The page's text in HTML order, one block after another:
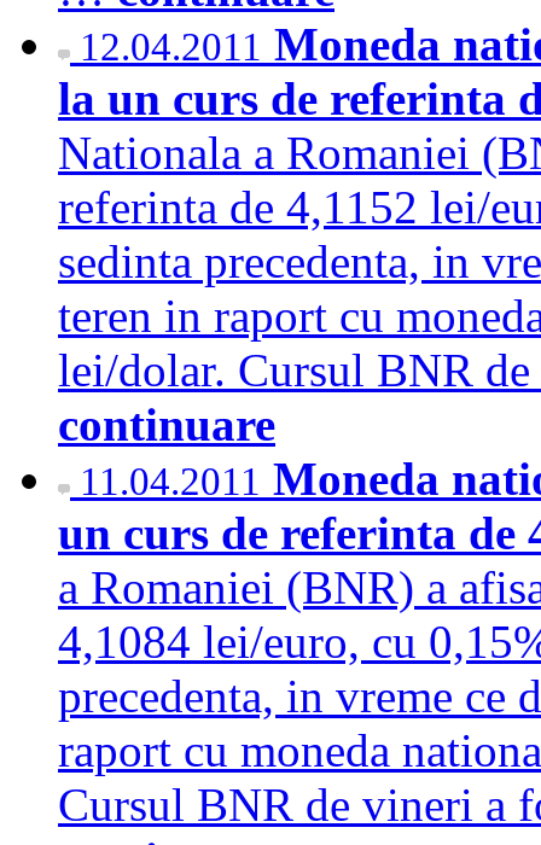
12.04.2011 Moneda
la un curs de referinta
Nationala a Romaniei
referinta de 4,1152 lei/
sedinta precedenta, in
teren in raport cu
lei/dolar. Cursul BNR
continuare
11.04.2011 Moneda
un curs de referinta de
a Romaniei (BNR) a
4,1084 lei/euro, cu
precedenta, in vreme ce
raport cu moneda
Cursul BNR de vineri a